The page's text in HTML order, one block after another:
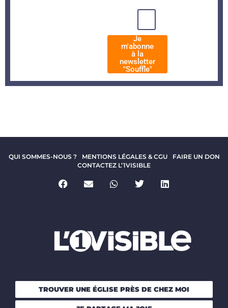
Je
m'abonne
à la
newsletter
"Souffle"
QUI SOMMES-NOUS ? MENTIONS LÉGALES & CGU
FAIRE UN DON
CONTACTEZ L’1VISIBLE
TROUVER UNE ÉGLISE PRÈS DE CHEZ MOI